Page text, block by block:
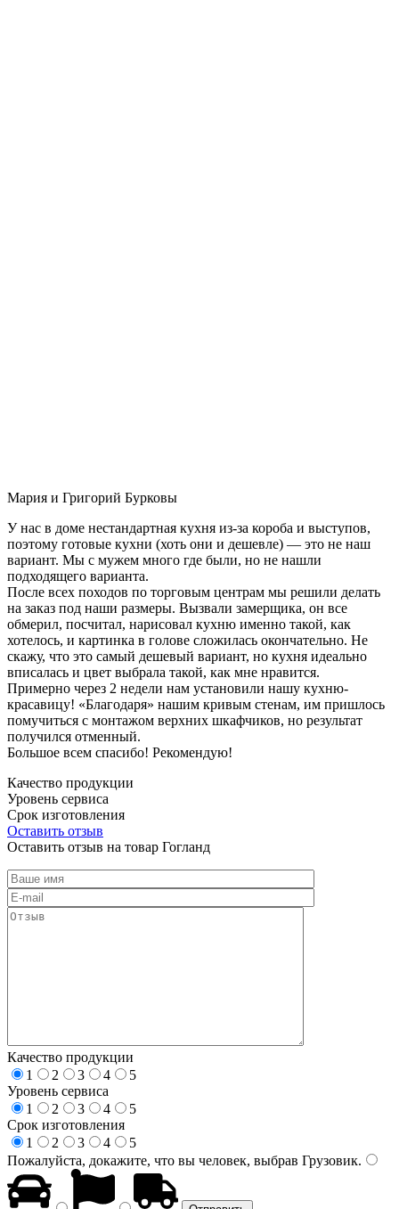
Мария и Григорий Бурковы
У нас в доме нестандартная кухня из-за короба и выступов,
поэтому готовые кухни (хоть они и дешевле) — это не наш
вариант. Мы с мужем много где были, но не нашли
подходящего варианта.
После всех походов по торговым центрам мы решили делать
на заказ под наши размеры. Вызвали замерщика, он все
обмерил, посчитал, нарисовал кухню именно такой, как
хотелось, и картинка в голове сложилась окончательно. Не
скажу, что это самый дешевый вариант, но кухня идеально
вписалась и цвет выбрала такой, как мне нравится.
Примерно через 2 недели нам установили нашу кухню-
красавицу! «Благодаря» нашим кривым стенам, им пришлось
помучиться с монтажом верхних шкафчиков, но результат
получился отменный.
Большое всем спасибо! Рекомендую!
Качество продукции
Уровень сервиса
Срок изготовления
Оставить отзыв
Оставить отзыв на товар Гогланд
Качество продукции
1
2 3 4
5
Уровень сервиса
1
2 3 4
5
Срок изготовления
1
2 3 4
5
Пожалуйста, докажите, что вы человек, выбрав Грузовик.